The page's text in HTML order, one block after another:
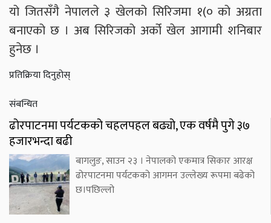
यो जितसँगै नेपालले ३ खेलको सिरिजमा १(० को अग्रता
बनाएको छ । अब सिरिजको अर्को खेल आगामी शनिबार
हुनेछ ।
प्रतिक्रिया दिनुहोस्
संबन्धित
ढोरपाटनमा पर्यटकको चहलपहल बढ्यो, एक वर्षमै पुगे ३७
हजारभन्दा बढी
बागलुङ, साउन २३ । नेपालको एकमात्र सिकार आरक्ष
ढोरपाटनमा पर्यटकको आगमन उल्लेख्य रूपमा बढेको
छ।पछिल्लो